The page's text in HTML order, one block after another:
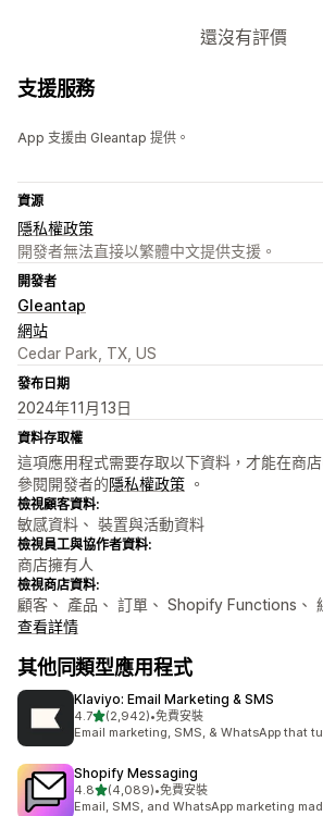
還沒有評價
支援服務
App 支援由 Gleantap 提供。
資源
隱私權政策
開發者無法直接以繁體中文提供支援。
開發者
Gleantap
網站
Cedar Park, TX, US
發布日期
2024年11月13日
資料存取權
這項應用程式需要存取以下資料，才能在商
參閱開發者的隱私權政策 。
檢視顧客資料:
敏感資料、 裝置與活動資料
檢視員工與協作者資料:
商店擁有人
檢視商店資料:
顧客、 產品、 訂單、 Shopify Functions、
查看詳情
其他同類型應用程式
Klaviyo: Email Marketing & SMS
4.7滿分 5 顆星
(2,942)
共有 2942 則評價
•免費安裝
Email marketing, SMS, & WhatsApp that
Shopify Messaging
4.8滿分 5 顆星
(4,089)
共有 4089 則評價
•免費安裝
Email, SMS, and WhatsApp marketing